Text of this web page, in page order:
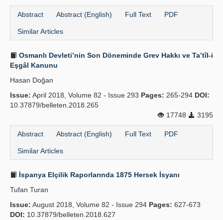
Abstract Abstract (English) Full Text PDF
Similar Articles
Osmanlı Devleti’nin Son Döneminde Grev Hakkı ve Ta’tîl-i
Eşgâl Kanunu
Hasan Doğan
Issue: April 2018, Volume 82 - Issue 293 Pages: 265-294 DOI:
10.37879/belleten.2018.265
17748
3195
Abstract Abstract (English) Full Text PDF
Similar Articles
İspanya Elçilik Raporlarında 1875 Hersek İsyanı
Tufan Turan
Issue: August 2018, Volume 82 - Issue 294 Pages: 627-673
DOI: 10.37879/belleten.2018.627